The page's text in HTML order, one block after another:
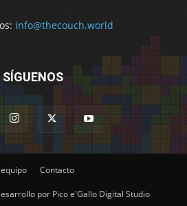
info@thecouch.world
SÍGUENOS
equipo Contacto
por Pico e'Gallo Digital Studio